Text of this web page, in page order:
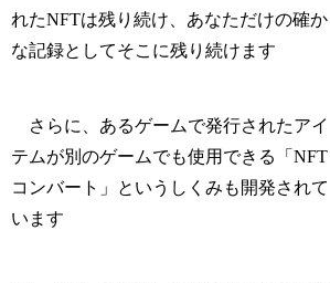
れたNFTは残り続け、あなただけの確か
な記録としてそこに残り続けます
さらに、あるゲームで発行されたアイ
テムが別のゲームでも使用できる「NFT
コンバート」というしくみも開発されて
います